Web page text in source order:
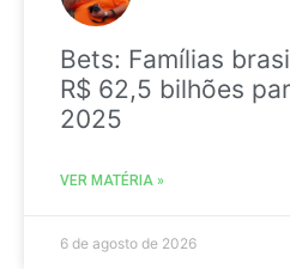
Bets: Famílias
R$ 62,5 bilhões
2025
VER MATÉRIA »
6 de agosto de 2026